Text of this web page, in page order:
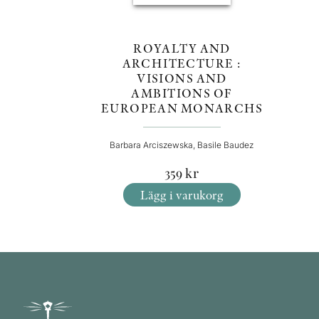
ROYALTY AND
ARCHITECTURE :
VISIONS AND
AMBITIONS OF
EUROPEAN MONARCHS
Barbara Arciszewska, Basile Baudez
359kr
Lägg i varukorg